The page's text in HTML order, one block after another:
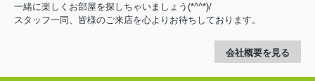
一緒に楽しくお部屋を探しちゃいましょう(*^^*)/
スタッフ一同、皆様のご来店を心よりお待ちしております。
会社概要を見る